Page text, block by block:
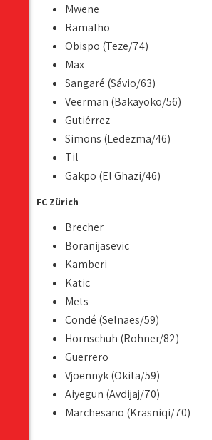
Mwene
Ramalho
Obispo (Teze/74)
Max
Sangaré (Sávio/63)
Veerman (Bakayoko/56)
Gutiérrez
Simons (Ledezma/46)
Til
Gakpo (El Ghazi/46)
FC Zürich
Brecher
Boranijasevic
Kamberi
Katic
Mets
Condé (Selnaes/59)
Hornschuh (Rohner/82)
Guerrero
Vjoennyk (Okita/59)
Aiyegun (Avdijaj/70)
Marchesano (Krasniqi/70)